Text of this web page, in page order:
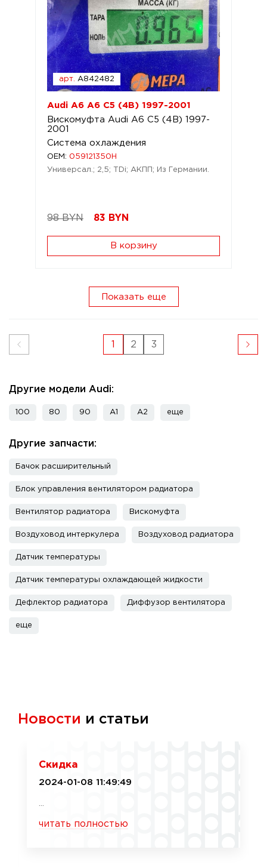
арт. A842482
Audi A6 A6 C5 (4B) 1997-2001
Вискомуфта Audi A6 C5 (4B) 1997-
2001
Система охлаждения
OEM: 059121350H
Универсал.; 2,5; TDi; АКПП; Из Германии.
98 BYN 83 BYN
В корзину
Показать еще
1 2 3
Другие модели Audi:
100 80 90 A1 A2 еще
Другие запчасти:
Бачок расширительный
Блок управления вентилятором радиатора
Вентилятор радиатора Вискомуфта
Воздуховод интеркулера Воздуховод радиатора
Датчик температуры
Датчик температуры охлаждающей жидкости
Дефлектор радиатора Диффузор вентилятора
еще
Новости и статьи
Скидка
2024-01-08 11:49:49
читать полностью